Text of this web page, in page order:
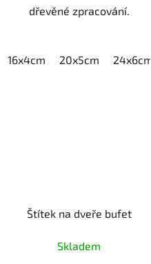
dřevěné zpracování.
16x4cm 20x5cm 24x6cm
Štítek na dveře bufet
Skladem